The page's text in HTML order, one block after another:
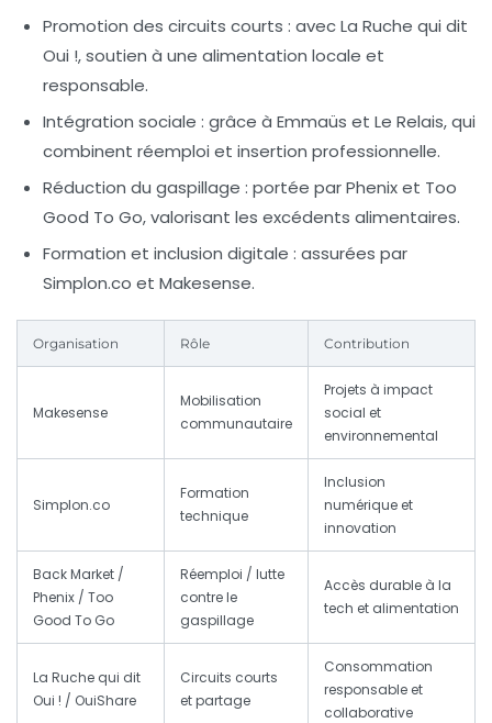
Promotion des circuits courts : avecLa Ruche qui dit
Oui !, soutien à une alimentation locale et
responsable.
Intégration sociale : grâce à Emmaüs et Le Relais, qui
combinent réemploi et insertion professionnelle.
Réduction du gaspillage : portée parPhenixet Too
Good To Go, valorisant les excédents alimentaires.
Formation et inclusion digitale : assurées par
Simplon.co et Makesense.
Organisation Rôle Contribution
Makesense
Mobilisation
communautaire
Projets à impact
social et
environnemental
Simplon.co
Formation
technique
Inclusion
numérique et
innovation
Back Market /
Phenix / Too
Good To Go
Réemploi / lutte
contre le
gaspillage
Accès durable à la
tech et alimentation
La Ruche qui dit
Oui ! / OuiShare
Circuits courts
et partage
Consommation
responsable et
collaborative